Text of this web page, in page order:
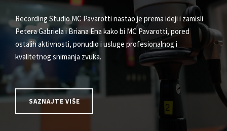
Recording Studio MC Pavarotti nastao je prema ideji i zamisli
Petera Gabriela i Briana Ena kako bi MC Pavarotti, pored
ostalih aktivnosti, ponudio i usluge profesionalnog i
kvalitetnog snimanja zvuka.
SAZNAJTE VIŠE